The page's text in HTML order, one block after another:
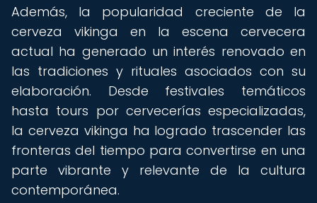
Además, la popularidad creciente de la
cerveza vikinga en la escena cervecera
actual ha generado un interés renovado en
las tradiciones y rituales asociados con su
elaboración. Desde festivales temáticos
hasta tours por cervecerías especializadas,
la cerveza vikinga ha logrado trascender las
fronteras del tiempo para convertirse en una
parte vibrante y relevante de la cultura
contemporánea.